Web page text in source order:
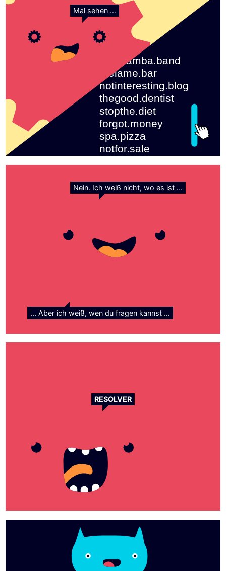
rockbamba.band
thelame.bar
notinteresting.blog
thegood.dentist
stopthe.diet
forgot.money
spa.pizza
notfor.sale
Mal sehen ...
Nein. Ich weiß nicht, wo es ist ...
... Aber ich weiß, wen du fragen kannst ...
RESOLVER